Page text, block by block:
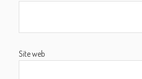
Site web